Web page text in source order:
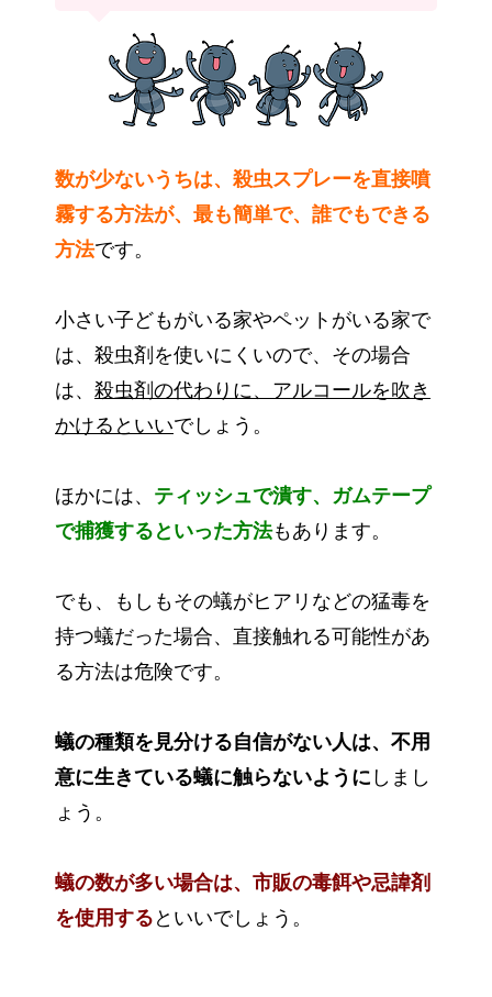
数が少ないうちは、殺虫スプレーを直接噴
霧する方法が、最も簡単で、誰でもできる
方法です。
小さい子どもがいる家やペットがいる家で
は、殺虫剤を使いにくいので、その場合
は、 殺虫剤の代わりに、アルコールを吹き
かけるといいでしょう。
ほかには、 ティッシュで潰す、ガムテープ
で捕獲するといった方法もあります。
でも、もしもその蟻がヒアリなどの猛毒を
持つ蟻だった場合、直接触れる可能性があ
る方法は危険です。
蟻の種類を見分ける自信がない人は、不用
意に生きている蟻に触らないように しまし
ょう。
蟻の数が多い場合は、市販の毒餌や忌諱剤
を使用する といいでしょう。